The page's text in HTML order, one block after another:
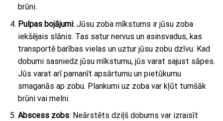
brūni.
Pulpas bojājumi: Jūsu zoba mīkstums ir jūsu zoba
iekšējais slānis. Tas satur nervus un asinsvadus, kas
transportē barības vielas un uztur jūsu zobu dzīvu. Kad
dobumi sasniedz jūsu mīkstumu, jūs varat sajust sāpes.
Jūs varat arī pamanīt apsārtumu un pietūkumu
smaganās ap zobu. Plankumi uz zoba var kļūt tumšāk
brūni vai melni.
Abscess zobs: Neārstēts dziļš dobums var izraisīt